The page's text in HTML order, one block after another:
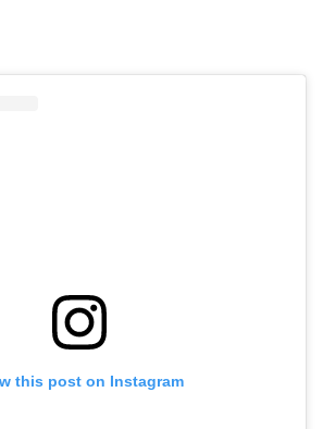
this post on Instagram